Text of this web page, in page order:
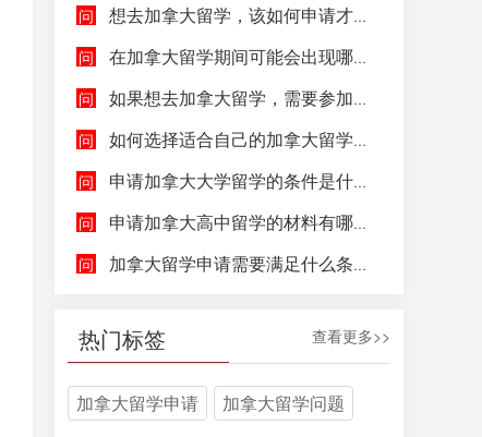
想去加拿大留学，该如何申请才能成功拿到加拿大学生签证呢？
在加拿大留学期间可能会出现哪些紧急情况，具体该如何去处理这些紧急情况呢？
如果想去加拿大留学，需要参加哪些语言考试，达到什么水平才能申请呢？
如何选择适合自己的加拿大留学院校和专业呢？
申请加拿大大学留学的条件是什么，如何申请加拿大大学留学，留学的费用及签证申请流程是什么？
申请加拿大高中留学的材料有哪些，具体都包含哪些方面呢？
加拿大留学申请需要满足什么条件呢？
热门标签 查看更多>>
加拿大留学申请 加拿大留学问题